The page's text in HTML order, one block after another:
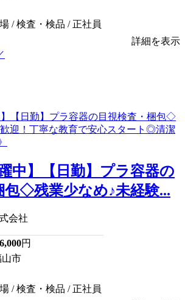
/ 検査・検品 / 正社員
詳細を表示
躍中】【日勤】プラ容器の
包◇残業少なめ♪未経験...
会社
円
山市
/ 検査・検品 / 正社員